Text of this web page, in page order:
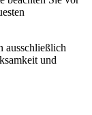
ausschließlich
und